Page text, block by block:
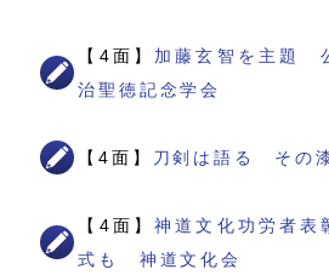
【4面】 加藤玄智を主題
治聖徳記念学会
【4面】 刀剣は語る その
【4面】神道文化功労者
式も 神道文化会